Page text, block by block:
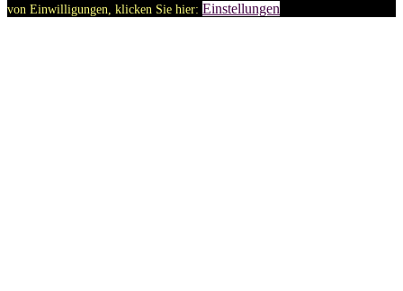
von Einwilligungen, klicken Sie hier: Einstellungen